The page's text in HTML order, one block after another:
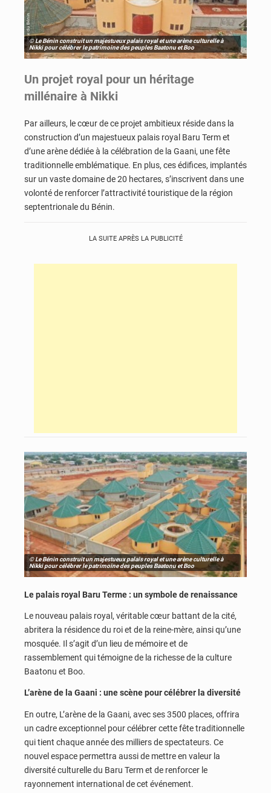
© Le Bénin construit un majestueux palais royal et une arène culturelle à
Nikki pour célébrer le patrimoine des peuples Baatonu et Boo
Un projet royal pour un héritage
millénaire à Nikki
Par ailleurs, le cœur de ce projet ambitieux réside dans la
construction d’un majestueux palais royal Baru Term et
d’une arène dédiée à la célébration de la Gaani, une fête
traditionnelle emblématique. En plus, ces édifices, implantés
sur un vaste domaine de 20 hectares, s’inscrivent dans une
volonté de renforcer l’attractivité touristique de la région
septentrionale du Bénin.
LA SUITE APRÈS LA PUBLICITÉ
© Le Bénin construit un majestueux palais royal et une arène culturelle à
Nikki pour célébrer le patrimoine des peuples Baatonu et Boo
Le palais royal Baru Terme : un symbole de renaissance
Le nouveau palais royal, véritable cœur battant de la cité,
abritera la résidence du roi et de la reine-mère, ainsi qu’une
mosquée. Il s’agit d’un lieu de mémoire et de
rassemblement qui témoigne de la richesse de la culture
Baatonu et Boo.
L’arène de la Gaani : une scène pour célébrer la diversité
En outre, L’arène de la Gaani, avec ses 3500 places, offrira
un cadre exceptionnel pour célébrer cette fête traditionnelle
qui tient chaque année des milliers de spectateurs. Ce
nouvel espace permettra aussi de mettre en valeur la
diversité culturelle du Baru Term et de renforcer le
rayonnement international de cet événement.